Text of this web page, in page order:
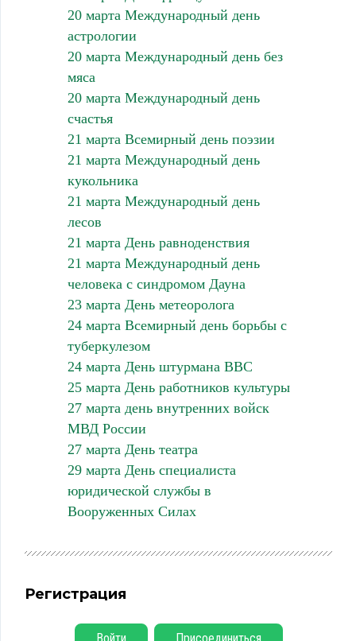
20 марта Международный день
астрологии
20 марта Международный день без
мяса
20 марта Международный день
счастья
21 марта Всемирный день поэзии
21 марта Международный день
кукольника
21 марта Международный день
лесов
21 марта День равноденствия
21 марта Международный день
человека с синдромом Дауна
23 марта День метеоролога
24 марта Всемирный день борьбы с
туберкулезом
24 марта День штурмана ВВС
25 марта День работников культуры
27 марта день внутренних войск
МВД России
27 марта День театра
29 марта День специалиста
юридической службы в
Вооруженных Силах
Регистрация